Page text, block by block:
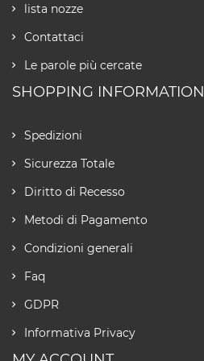
lista nozze
Contattaci
Le parole più cercate
SHOPPING INFORMATION
Spedizioni
Sicurezza Totale
Diritto di Recesso
Metodi di Pagamento
Condizioni generali
Faq
GDPR
Informativa Privacy